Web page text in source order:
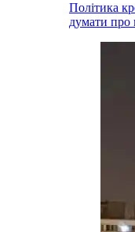
Політика
думати про